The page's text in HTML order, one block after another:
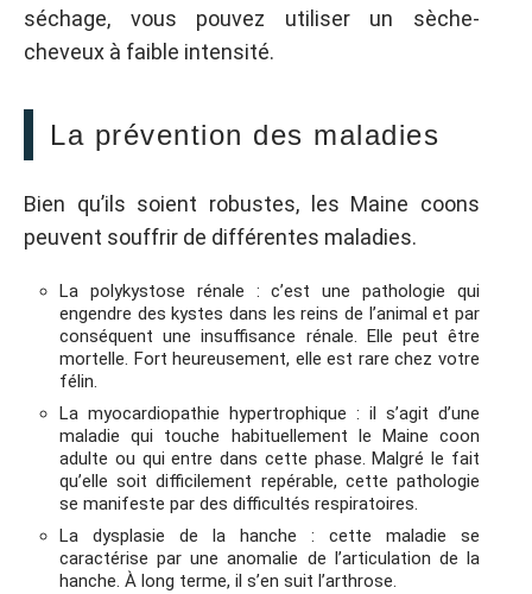
séchage, vous pouvez utiliser un sèche-
cheveux à faible intensité.
La prévention des maladies
Bien qu’ils soient robustes, les Maine coons
peuvent souffrir de différentes maladies.
La polykystose rénale : c’est une pathologie qui
engendre des kystes dans les reins de l’animal et par
conséquent une insuffisance rénale. Elle peut être
mortelle. Fort heureusement, elle est rare chez votre
félin.
La myocardiopathie hypertrophique : il s’agit d’une
maladie qui touche habituellement le Maine coon
adulte ou qui entre dans cette phase. Malgré le fait
qu’elle soit difficilement repérable, cette pathologie
se manifeste par des difficultés respiratoires.
La dysplasie de la hanche : cette maladie se
caractérise par une anomalie de l’articulation de la
hanche. À long terme, il s’en suit l’arthrose.